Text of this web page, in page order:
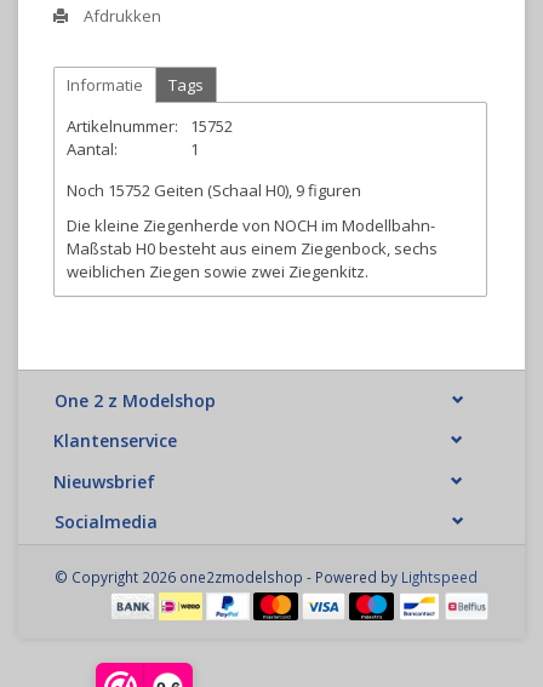
Afdrukken
Informatie
Tags
Artikelnummer:
15752
Aantal:
1
Noch 15752 Geiten (Schaal H0), 9 figuren
Die kleine Ziegenherde von NOCH im Modellbahn-
Maßstab H0 besteht aus einem Ziegenbock, sechs
weiblichen Ziegen sowie zwei Ziegenkitz.
One 2 z Modelshop
Klantenservice
Nieuwsbrief
Socialmedia
© Copyright 2026 one2zmodelshop - Powered by Lightspeed